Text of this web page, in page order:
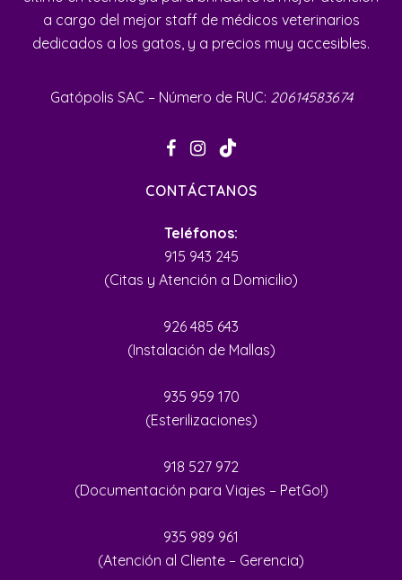
a cargo del mejor staff de médicos veterinarios
dedicados a los gatos, y a precios muy accesibles.
Gatópolis SAC – Número de RUC: 20614583674
CONTÁCTANOS
Teléfonos:
915 943 245
(Citas y Atención a Domicilio)
926 485 643
(Instalación de Mallas)
935 959 170
(Esterilizaciones)
918 527 972
(Documentación para Viajes – PetGo!)
935 989 961
(Atención al Cliente – Gerencia)